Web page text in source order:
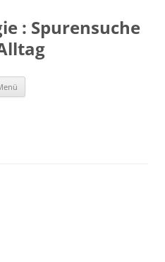
: Spurensuche